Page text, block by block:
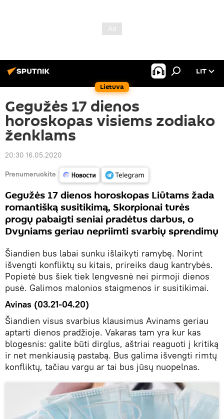
Lietuva
LIT
Gegužės 17 dienos
horoskopas visiems zodiako
ženklams
20:30 16.05.2020
Prenumeruokite
Gegužės 17 dienos horoskopas Liūtams žada
romantišką susitikimą, Skorpionai turės
progų pabaigti seniai pradėtus darbus, o
Dvyniams geriau nepriimti svarbių sprendimų
Šiandien bus labai sunku išlaikyti ramybę. Norint
išvengti konfliktų su kitais, prireiks daug kantrybės.
Popietė bus šiek tiek lengvesnė nei pirmoji dienos
pusė. Galimos malonios staigmenos ir susitikimai.
Avinas (03.21-04.20)
Šiandien visus svarbius klausimus Avinams geriau
aptarti dienos pradžioje. Vakaras tam yra kur kas
blogesnis: galite būti dirglus, aštriai reaguoti į kritiką
ir net menkiausią pastabą. Bus galima išvengti rimtų
konfliktų, tačiau vargu ar tai bus jūsų nuopelnas.